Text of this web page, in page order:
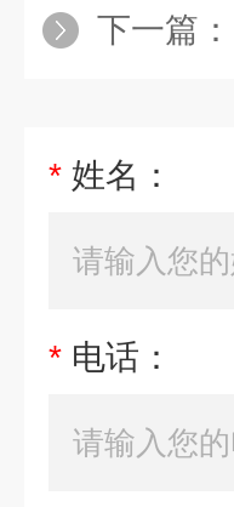
下一篇：
* 姓名：
* 电话：